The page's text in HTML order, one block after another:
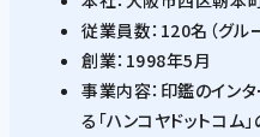
従業員数：120名（グ
創業：1998年5月
事業内容：印鑑のイン
る「ハンコヤドットコム